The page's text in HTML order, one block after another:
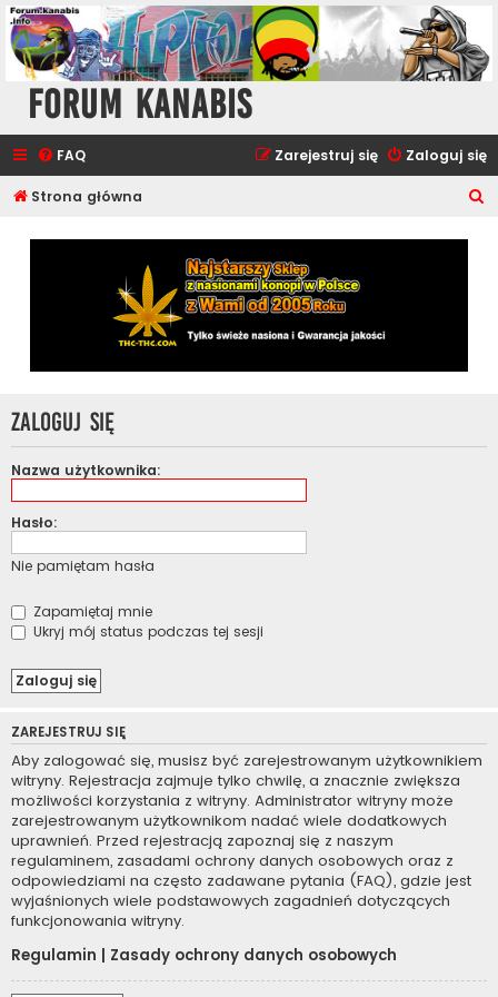
Forum Kanabis
FAQ Zaloguj się
Zarejestruj się
Strona główna
Zaloguj się
Nazwa użytkownika:
Hasło:
Nie pamiętam hasła
Zapamiętaj mnie
Ukryj mój status podczas tej sesji
ZAREJESTRUJ SIĘ
Aby zalogować się, musisz być zarejestrowanym użytkownikiem
witryny. Rejestracja zajmuje tylko chwilę, a znacznie zwiększa
możliwości korzystania z witryny. Administrator witryny może
zarejestrowanym użytkownikom nadać wiele dodatkowych
uprawnień. Przed rejestracją zapoznaj się z naszym
regulaminem, zasadami ochrony danych osobowych oraz z
odpowiedziami na często zadawane pytania (FAQ), gdzie jest
wyjaśnionych wiele podstawowych zagadnień dotyczących
funkcjonowania witryny.
Regulamin | Zasady ochrony danych osobowych